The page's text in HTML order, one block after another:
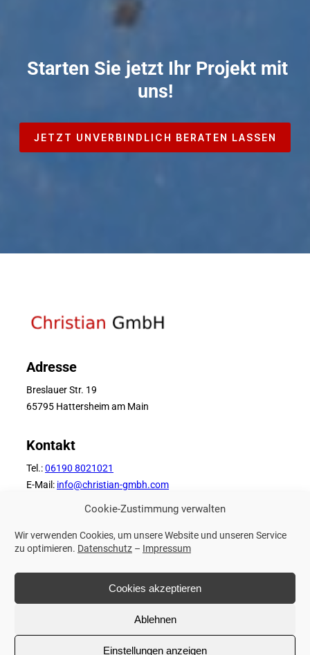
Cookie-Zustimmung verwalten
Wir verwenden Cookies, um unsere Website und unseren Service
zu optimieren. Datenschutz – Impressum
Cookies akzeptieren
Ablehnen
Einstellungen anzeigen
Starten Sie jetzt Ihr Projekt mit
uns!
JETZT UNVERBINDLICH BERATEN LASSEN
Adresse
Breslauer Str. 19
65795 Hattersheim am Main
Kontakt
Tel.:06190 8021021
E-Mail: info@christian-gmbh.com
Impressum